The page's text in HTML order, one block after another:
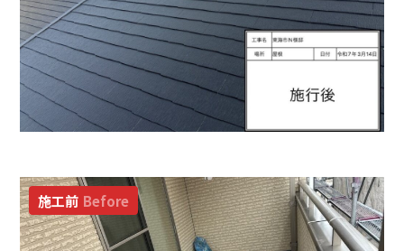
施工前 Before